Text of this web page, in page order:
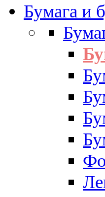
Бумага и